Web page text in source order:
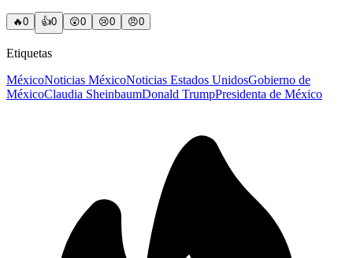
🔥0 👍0 😲0 😢0 😠0
Etiquetas
MéxicoNoticias MéxicoNoticias Estados UnidosGobierno de
MéxicoClaudia SheinbaumDonald TrumpPresidenta de México